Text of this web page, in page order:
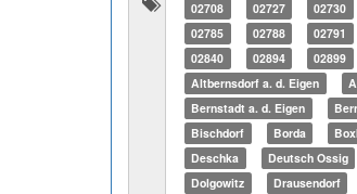
02708 02727 02730
02785
02788 02791
02840
02894 02899
Altbernsdorf a. d. Eigen
Bernstadt a. d. Eigen
Bischdorf
Borda
Deschka
Deutsch Ossig
Dolgowitz
Drausendorf